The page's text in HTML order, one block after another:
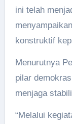
ini telah
konstruktif
Menurutnya
pilar
menjaga
“Melalui